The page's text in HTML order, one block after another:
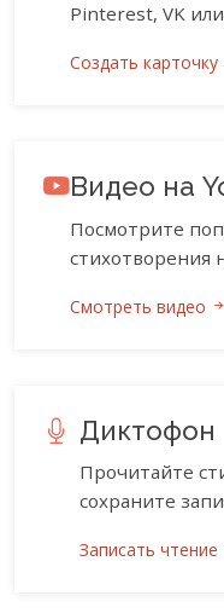
Pinterest, VK
Создать карточку
Видео на
Посмотрите
стихотворения
Смотреть видео
Диктофон
Прочитайте
сохраните
Записать чтение